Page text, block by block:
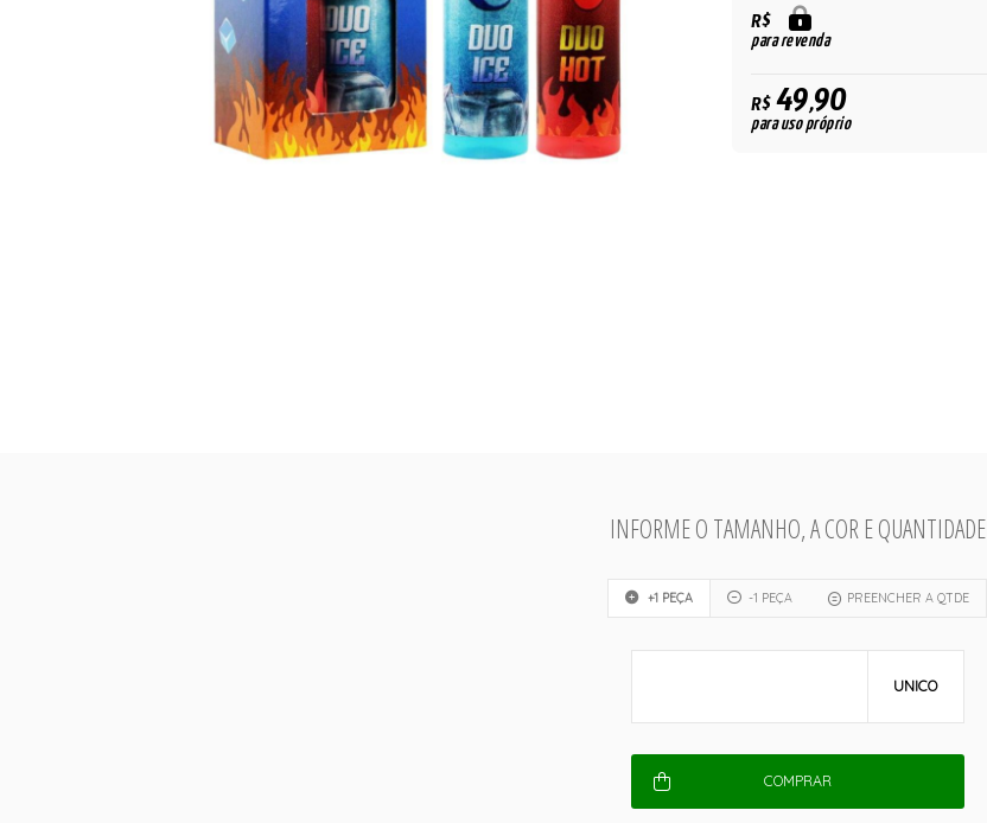
R$
para revenda
R$49,90
para uso próprio
INFORME O TAMANHO, A COR E QUANTIDADE
+1 PEÇA -1 PEÇA PREENCHER A QTDE
UNICO
COMPRAR